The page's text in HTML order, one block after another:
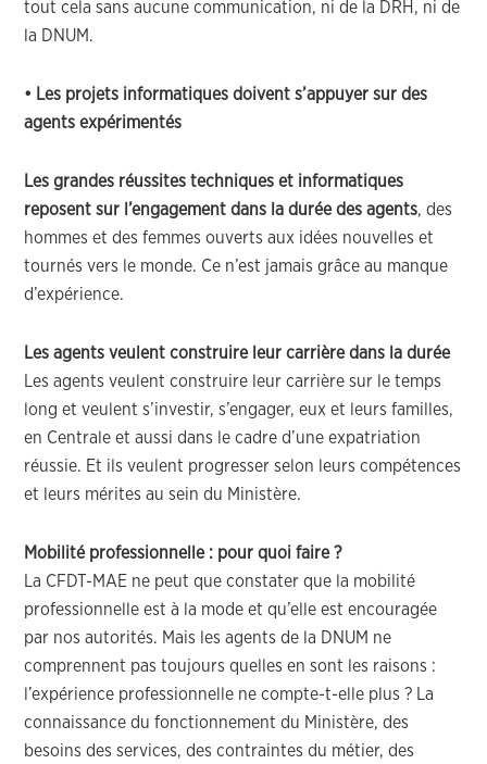
tout cela sans aucune communication, ni de la DRH, ni de
la DNUM.
• Les projets informatiques doivent s’appuyer sur des
agents expérimentés
Les grandes réussites techniques et informatiques
reposent sur l’engagement dans la durée des agents, des
hommes et des femmes ouverts aux idées nouvelles et
tournés vers le monde. Ce n’est jamais grâce au manque
d’expérience.
Les agents veulent construire leur carrière dans la durée
Les agents veulent construire leur carrière sur le temps
long et veulent s’investir, s’engager, eux et leurs familles,
en Centrale et aussi dans le cadre d’une expatriation
réussie. Et ils veulent progresser selon leurs compétences
et leurs mérites au sein du Ministère.
Mobilité professionnelle : pour quoi faire ?
La CFDT-MAE ne peut que constater que la mobilité
professionnelle est à la mode et qu’elle est encouragée
par nos autorités. Mais les agents de la DNUM ne
comprennent pas toujours quelles en sont les raisons :
l’expérience professionnelle ne compte-t-elle plus ? La
connaissance du fonctionnement du Ministère, des
besoins des services, des contraintes du métier, des